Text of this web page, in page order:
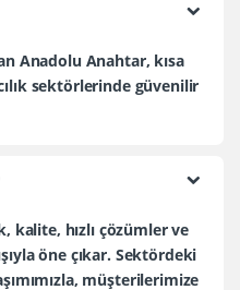
Anadolu Anahtar, kısa
sektörlerinde güvenilir
kalite, hızlı çözümler ve
öne çıkar. Sektördeki
müşterilerimize